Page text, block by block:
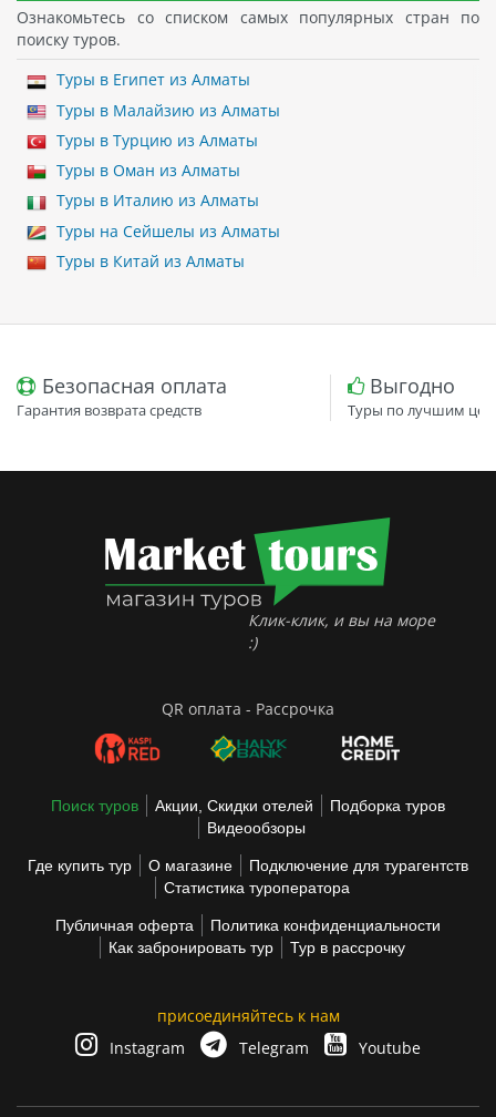
Ознакомьтесь со списком самых популярных стран по
поиску туров.
Туры в Египет из Алматы
Туры в Малайзию из Алматы
Туры в Турцию из Алматы
Туры в Оман из Алматы
Туры в Италию из Алматы
Туры на Сейшелы из Алматы
Туры в Китай из Алматы
Безопасная оплата
Гарантия возврата средств
Выгодно
Туры по лучшим
Клик-клик, и вы на море
:)
QR оплата - Рассрочка
Поиск туров Акции, Скидки отелей
Подборка туров
Видеообзоры
Где купить тур О магазине
Подключение для турагентств
Статистика туроператора
Публичная оферта
Политика конфиденциальности
Как забронировать тур
Тур в рассрочку
присоединяйтесь к нам
Instagram
Telegram Youtube